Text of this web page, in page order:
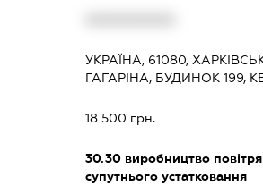
УКРАЇНА, 61080,
ГАГАРІНА, БУДИНОК 199,
18 500 грн.
30.30 виробництво
супутнього устатковання